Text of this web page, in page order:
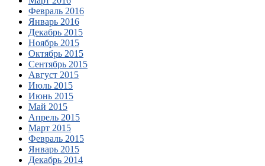
Февраль 2016
Январь 2016
Декабрь 2015
Ноябрь 2015
Октябрь 2015
Сентябрь 2015
Август 2015
Июль 2015
Июнь 2015
Май 2015
Апрель 2015
Март 2015
Февраль 2015
Январь 2015
Декабрь 2014